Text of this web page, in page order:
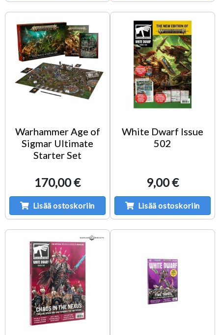
Warhammer Age of
Sigmar Ultimate
Starter Set
170,00 €
Lisää ostoskoriin
White Dwarf Issue
502
9,00 €
Lisää ostoskoriin